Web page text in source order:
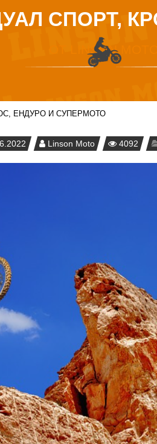
СПОРТ,
OT LINSON MOTO
ЕНДУРО И СУПЕРМОТО
Linson Moto 4092